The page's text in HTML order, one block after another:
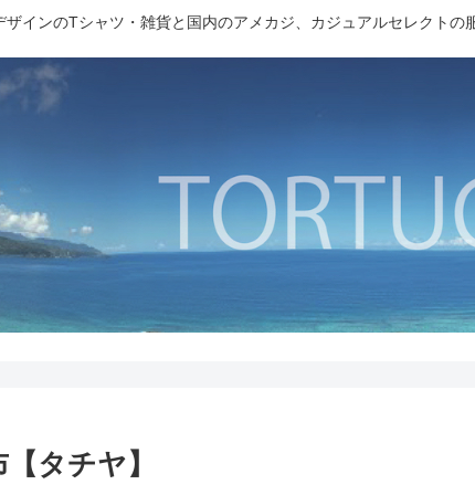
ザインのTシャツ・雑貨と国内のアメカジ、カジュアルセレクトの
タチヤ】